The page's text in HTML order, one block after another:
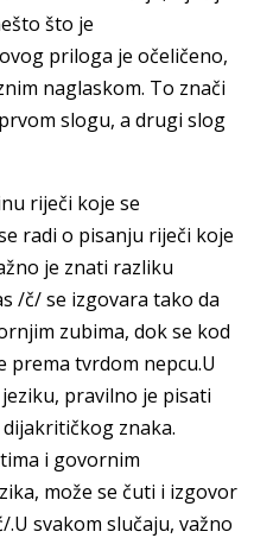
što je
priloga je očeličeno,
naglaskom. To znači
slogu, a drugi slog
riječi koje se
radi o pisanju riječi koje
je znati razliku
/č/ se izgovara tako da
zubima, dok se kod
prema tvrdom nepcu.U
pravilno je pisati
znaka.
i govornim
može se čuti i izgovor
svakom slučaju, važno